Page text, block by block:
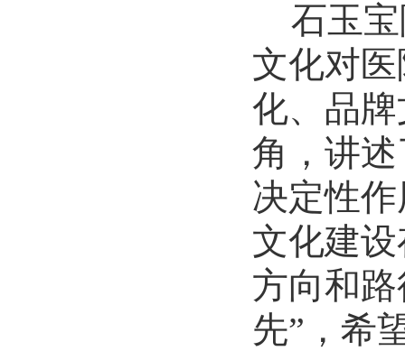
石玉
文化对
化、品
角，讲
决定性
文化建
方向和
先”，希